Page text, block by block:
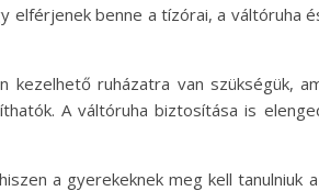
benne a tízórai, a váltóruha
kezelhető ruházatra van szükségük,
A váltóruha biztosítása is
a gyerekeknek meg kell tanulniuk